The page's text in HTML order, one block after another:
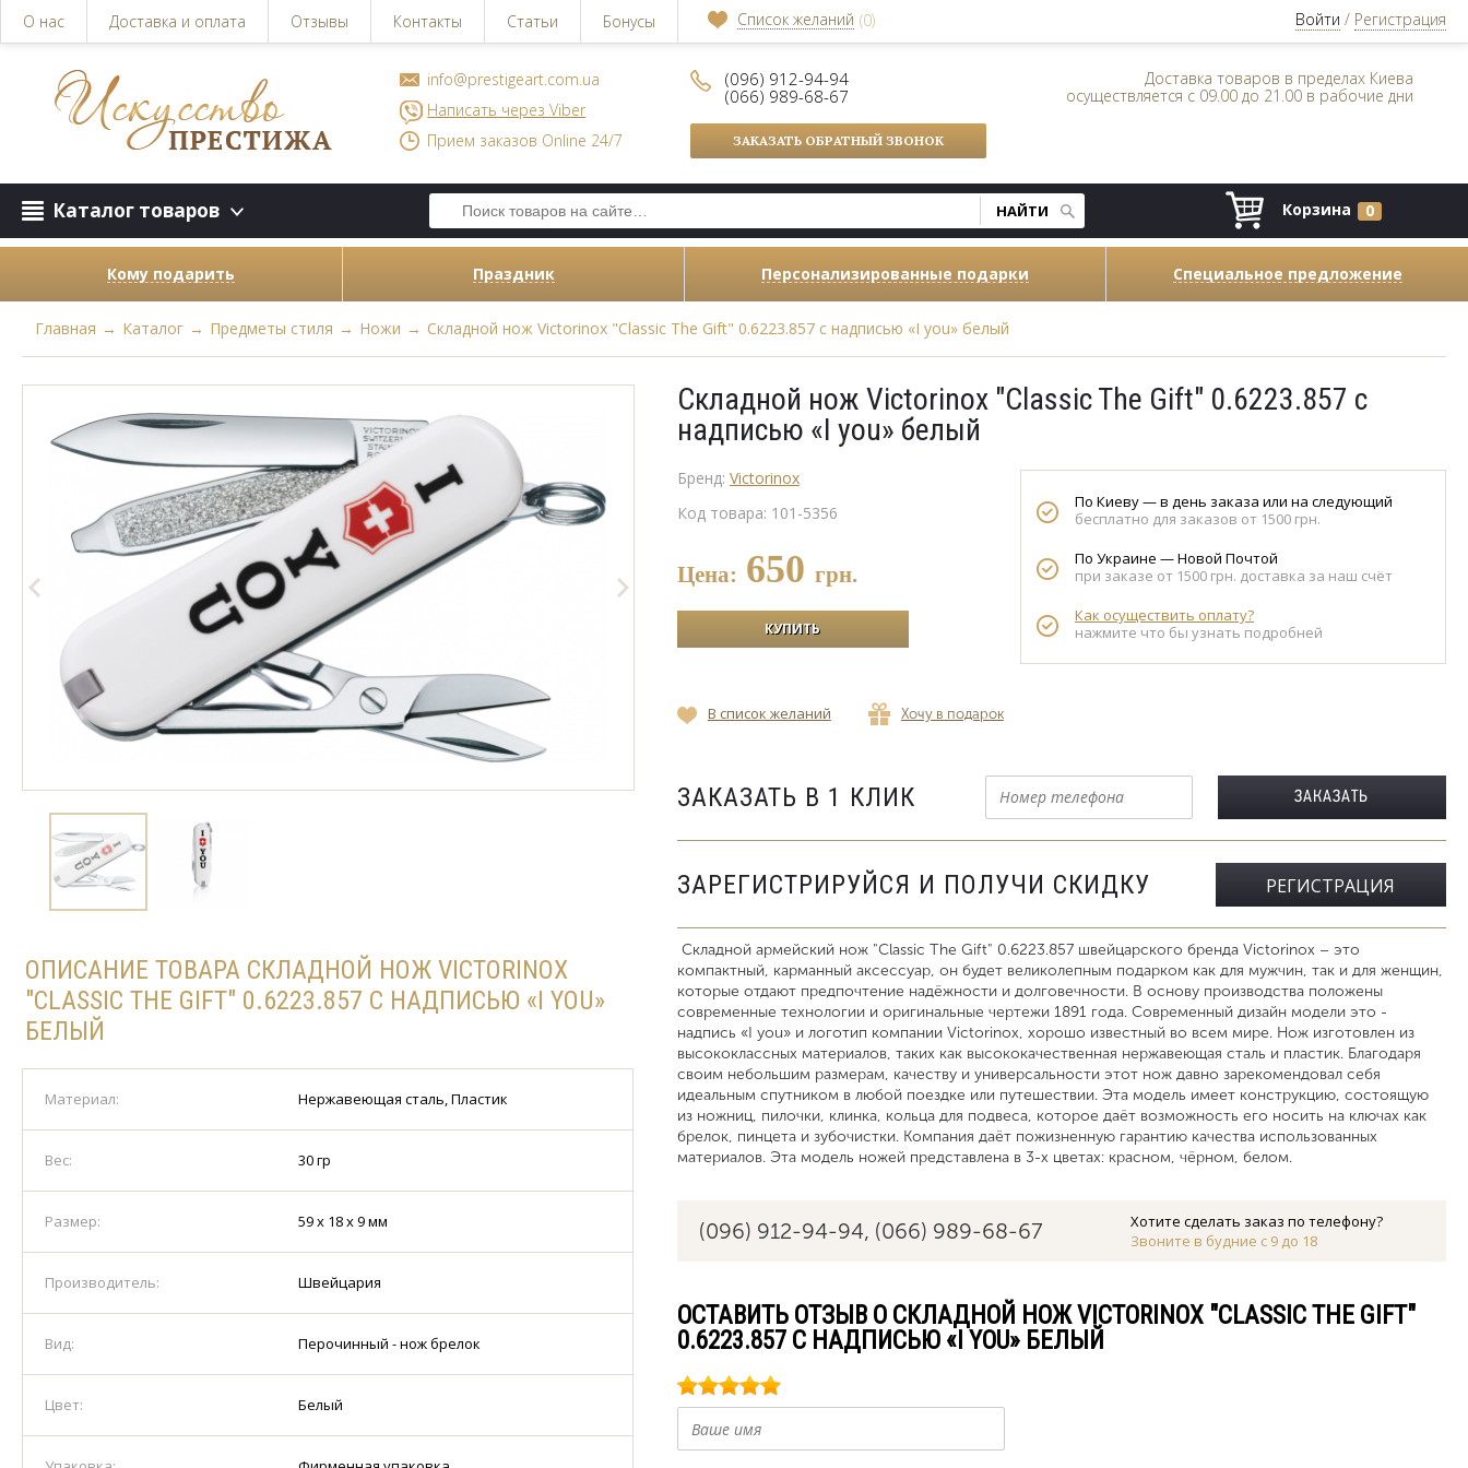
О нас Доставка и оплата Отзывы Контакты Статьи Бонусы Список желаний (0) Войти / Регистрация
info@prestigeart.com.ua
Написать через Viber
Прием заказов Online 24/7
(096) 912-94-94
(066) 989-68-67
ЗАКАЗАТЬ ОБРАТНЫЙ ЗВОНОК
Доставка товаров в пределах Киева
осуществляется с 09.00 до 21.00 в рабочие дни
Каталог товаров Корзина 0
Кому подарить Праздник Персонализированные подарки Специальное предложение
Главная → Каталог → Предметы стиля → Ножи → Складной нож Victorinox "Classic The Gift" 0.6223.857 с надписью «I you» белый
ОПИСАНИЕ ТОВАРА СКЛАДНОЙ НОЖ VICTORINOX
"CLASSIC THE GIFT" 0.6223.857 С НАДПИСЬЮ «I YOU»
БЕЛЫЙ
Материал: Нержавеющая сталь, Пластик
Вес: 30 гр
Размер: 59 х 18 х 9 мм
Производитель: Швейцария
Вид: Перочинный - нож брелок
Цвет: Белый
Складной нож Victorinox "Classic The Gift" 0.6223.857 с
надписью «I you» белый
Бренд: Victorinox
Код товара: 101-5356
Цена: 650 грн.
По Киеву — в день заказа или на следующий
бесплатно для заказов от 1500 грн.
По Украине — Новой Почтой
при заказе от 1500 грн. доставка за наш счёт
Как осуществить оплату?
нажмите что бы узнать подробней
В список желаний Хочу в подарок
ЗАКАЗАТЬ В 1 КЛИК
ЗАРЕГИСТРИРУЙСЯ И ПОЛУЧИ СКИДКУ РЕГИСТРАЦИЯ
Складной армейский нож "Classic The Gift" 0.6223.857 швейцарского бренда Victorinox – это
компактный, карманный аксессуар, он будет великолепным подарком как для мужчин, так и для женщин,
которые отдают предпочтение надёжности и долговечности. В основу производства положены
современные технологии и оригинальные чертежи 1891 года. Современный дизайн модели это -
надпись «I you» и логотип компании Victorinox, хорошо известный во всем мире. Нож изготовлен из
высококлассных материалов, таких как высококачественная нержавеющая сталь и пластик. Благодаря
своим небольшим размерам, качеству и универсальности этот нож давно зарекомендовал себя
идеальным спутником в любой поездке или путешествии. Эта модель имеет конструкцию, состоящую
из ножниц, пилочки, клинка, кольца для подвеса, которое даёт возможность его носить на ключах как
брелок, пинцета и зубочистки. Компания даёт пожизненную гарантию качества использованных
материалов. Эта модель ножей представлена в 3-х цветах: красном, чёрном, белом.
(096) 912-94-94, (066) 989-68-67
Хотите сделать заказ по телефону?
Звоните в будние с 9 до 18
ОСТАВИТЬ ОТЗЫВ О СКЛАДНОЙ НОЖ VICTORINOX "CLASSIC THE GIFT"
0.6223.857 С НАДПИСЬЮ «I YOU» БЕЛЫЙ